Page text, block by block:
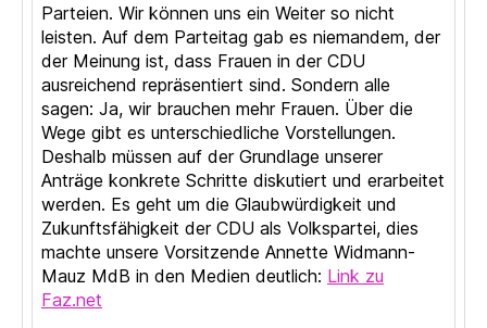
Parteien. Wir können uns ein Weiter so nicht
leisten. Auf dem Parteitag gab es niemandem, der
der Meinung ist, dass Frauen in der CDU
ausreichend repräsentiert sind. Sondern alle
sagen: Ja, wir brauchen mehr Frauen. Über die
Wege gibt es unterschiedliche Vorstellungen.
Deshalb müssen auf der Grundlage unserer
Anträge konkrete Schritte diskutiert und erarbeitet
werden. Es geht um die Glaubwürdigkeit und
Zukunftsfähigkeit der CDU als Volkspartei, dies
machte unsere Vorsitzende Annette Widmann-
Mauz MdB in den Medien deutlich: Link zu
Faz.net